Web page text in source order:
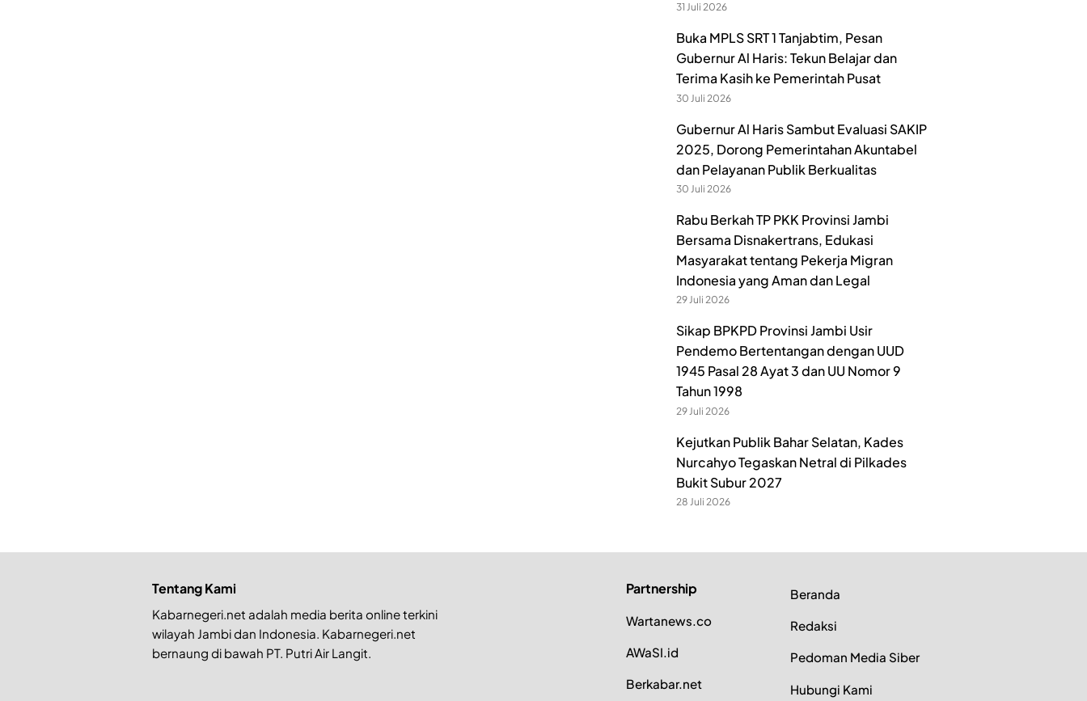
31 Juli 2026
Buka MPLS SRT 1 Tanjabtim, Pesan
Gubernur Al Haris: Tekun Belajar dan
Terima Kasih ke Pemerintah Pusat
30 Juli 2026
Gubernur Al Haris Sambut Evaluasi SAKIP
2025, Dorong Pemerintahan Akuntabel
dan Pelayanan Publik Berkualitas
30 Juli 2026
Rabu Berkah TP PKK Provinsi Jambi
Bersama Disnakertrans, Edukasi
Masyarakat tentang Pekerja Migran
Indonesia yang Aman dan Legal
29 Juli 2026
Sikap BPKPD Provinsi Jambi Usir
Pendemo Bertentangan dengan UUD
1945 Pasal 28 Ayat 3 dan UU Nomor 9
Tahun 1998
29 Juli 2026
Kejutkan Publik Bahar Selatan, Kades
Nurcahyo Tegaskan Netral di Pilkades
Bukit Subur 2027
28 Juli 2026
Tentang Kami
Kabarnegeri.net adalah media berita online terkini
wilayah Jambi dan Indonesia. Kabarnegeri.net
bernaung di bawah PT. Putri Air Langit.
Partnership
Wartanews.co
AWaSI.id
Berkabar.net
Beranda
Redaksi
Pedoman Media Siber
Hubungi Kami